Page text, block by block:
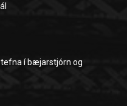
í bæjarstjórn og